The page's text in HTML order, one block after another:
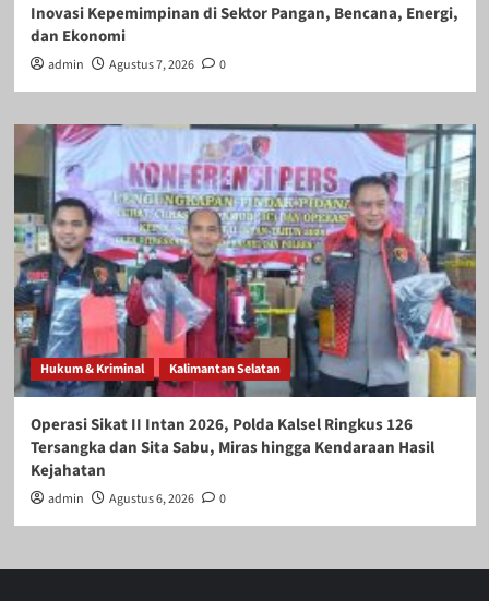
Inovasi Kepemimpinan di Sektor Pangan, Bencana, Energi,
dan Ekonomi
admin Agustus 7, 2026 0
Hukum & Kriminal Kalimantan Selatan
Operasi Sikat II Intan 2026, Polda Kalsel Ringkus 126
Tersangka dan Sita Sabu, Miras hingga Kendaraan Hasil
Kejahatan
admin Agustus 6, 2026 0